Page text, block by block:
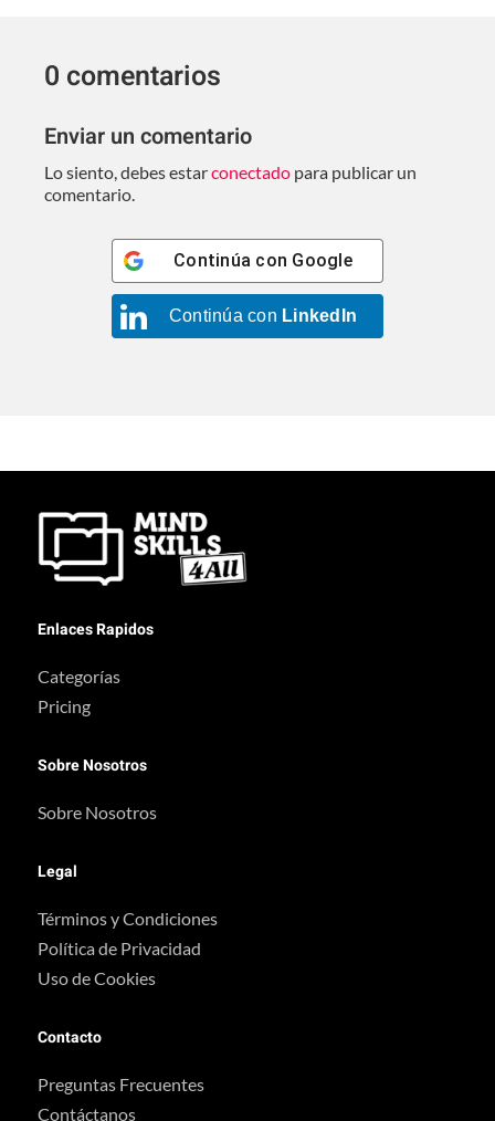
0 comentarios
Enviar un comentario
Lo siento, debes estarconectado para publicar un
comentario.
Continúa con Google
Continúa con LinkedIn
Enlaces Rapidos
Categorías
Pricing
Sobre Nosotros
Sobre Nosotros
Legal
Términos y Condiciones
Política de Privacidad
Uso de Cookies
Contacto
Preguntas Frecuentes
Contáctanos